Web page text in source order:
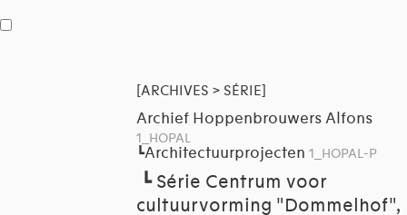
[ARCHIVES > SÉRIE]
Archief Hoppenbrouwers Alfons
1_HOPAL
┗Architectuurprojecten 1_HOPAL-P
┗ Série Centrum voor
cultuurvorming "Dommelhof",